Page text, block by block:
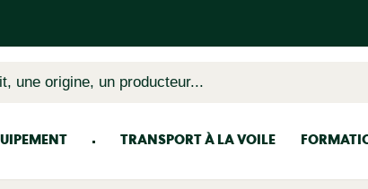
une origine, un producteur...
TRANSPORT À LA VOILE